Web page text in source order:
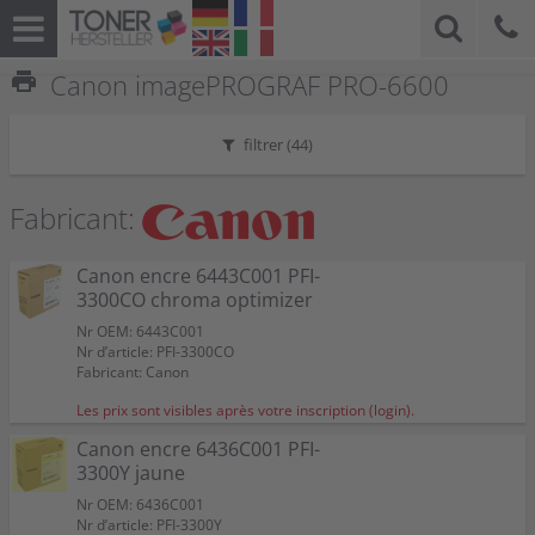
print Canon imagePROGRAF PRO-6600
filtrer (44)
Fabricant:
Canon encre 6443C001 PFI-
3300CO chroma optimizer
Nr OEM: 6443C001
Nr d’article: PFI-3300CO
Fabricant: Canon
Les prix sont visibles après votre inscription (login).
Canon encre 6436C001 PFI-
3300Y jaune
Nr OEM: 6436C001
Nr d’article: PFI-3300Y